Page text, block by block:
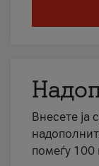
Внесете ја
помеѓу